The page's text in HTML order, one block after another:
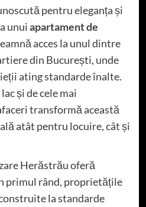
pentru eleganța și
unuiapartament de
acces la unul dintre
din București, unde
ating standarde înalte.
și de cele mai
transformă această
atât pentru locuire, cât și
Herăstrău oferă
primul rând, proprietățile
la standarde